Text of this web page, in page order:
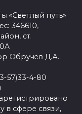
«Светлый путь»
346610,
ст.
Обручев Д.А.:
57)33-4-80
в сфере связи,